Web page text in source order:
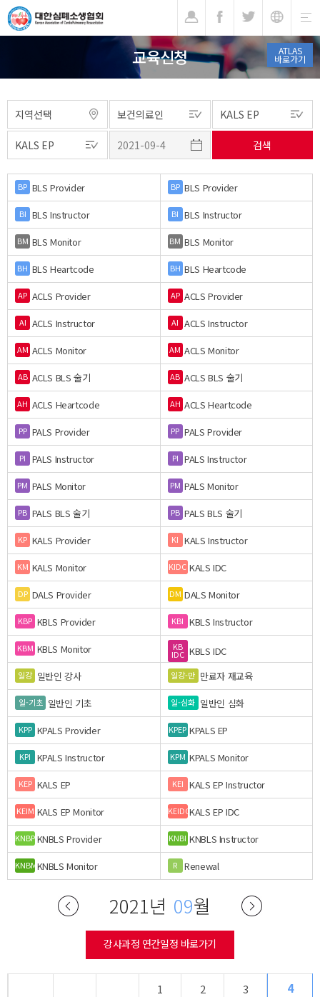
ATLAS
바로가기
교육신청
BP BLS Provider BP BLS Provider
BI BLS Instructor BI BLS Instructor
BM BLS Monitor BM BLS Monitor
BH BLS Heartcode BH BLS Heartcode
AP ACLS Provider AP ACLS Provider
AI ACLS Instructor AI ACLS Instructor
AM ACLS Monitor AM ACLS Monitor
AB ACLS BLS 술기 AB ACLS BLS 술기
AH ACLS Heartcode AH ACLS Heartcode
PP PALS Provider PP PALS Provider
PI PALS Instructor PI PALS Instructor
PM PALS Monitor PM PALS Monitor
PB PALS BLS 술기 PB PALS BLS 술기
KP KALS Provider KI KALS Instructor
KM KALS Monitor KIDC KALS IDC
DP DALS Provider DM DALS Monitor
KBP KBLS Provider KBI KBLS Instructor
KBM KBLS Monitor KB
IDC KBLS IDC
일강 일반인 강사 일강-만 만료자 재교육
일-기초 일반인 기초 일-심화 일반인 심화
KPP KPALS Provider KPEP KPALS EP
KPI KPALS Instructor KPM KPALS Monitor
KEP KALS EP KEI KALS EP Instructor
KEIM KALS EP Monitor KEIDCKALS EP IDC
KNBPKNBLS Provider KNBI KNBLS Instructor
KNBMKNBLS Monitor R Renewal
2021년 09월
강사과정 연간일정 바로가기
1 2 3 4